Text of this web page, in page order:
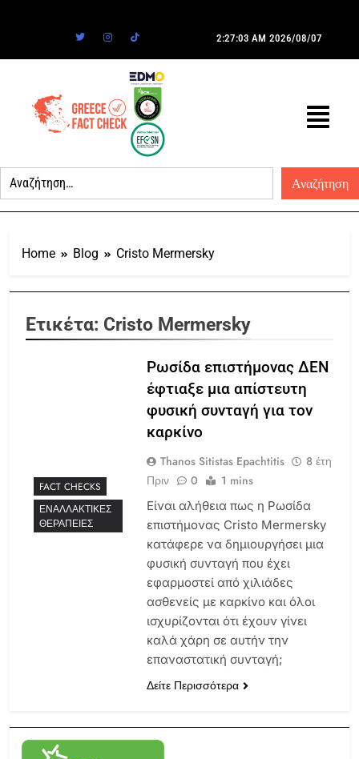
2:27:03 AM 2026/08/07
Home Blog Cristo Mermersky
Ετικέτα: Cristo Mermersky
FACT CHECKS
ΕΝΑΛΛΑΚΤΙΚΈΣ
ΘΕΡΑΠΕΊΕΣ
Ρωσίδα επιστήμονας ΔΕΝ
έφτιαξε μια απίστευτη
φυσική συνταγή για τον
καρκίνο
Thanos Sitistas Epachtitis
8 έτη
Πριν
0 1 mins
Είναι αλήθεια πως η Ρωσίδα
επιστήμονας Cristo Mermersky
κατάφερε να δημιουργήσει μια
φυσική συνταγή που έχει
εφαρμοστεί από χιλιάδες
ασθενείς με καρκίνο και όλοι
ισχυρίζονται ότι έχουν γίνει
καλά χάρη σε αυτήν την
επαναστατική συνταγή;
Δείτε Περισσότερα